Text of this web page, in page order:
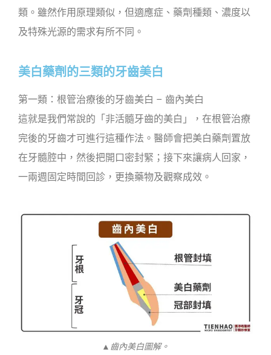
類。雖然作用原理類似，但適應症、藥劑種類、濃度以
及特殊光源的需求有所不同。
美白藥劑的三類的牙齒美白
第一類：根管治療後的牙齒美白 – 齒內美白
這就是我們常說的「非活髓牙齒的美白」，在根管治療
完後的牙齒才可進行這種作法。醫師會把美白藥劑置放
在牙髓腔中，然後把開口密封緊；接下來讓病人回家，
一兩週固定時間回診，更換藥物及觀察成效。
▲齒內美白圖解。